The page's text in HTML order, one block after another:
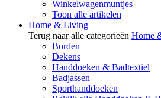
Winkelwagenmuntjes
Toon alle artikelen
Home & Living
Terug naar alle categorieën Home
Borden
Dekens
Handdoeken & Badtextiel
Badjassen
Sporthanddoeken